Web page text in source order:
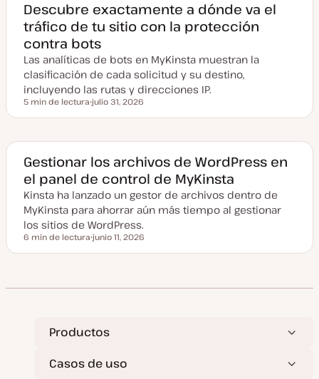
c
u
a
l
i
a
d
a
Descubre exactamente a dónde va el
tráfico de tu sitio con la protección
contra bots
Las analíticas de bots en MyKinsta muestran la
clasificación de cada solicitud y su destino,
incluyendo las rutas y direcciones IP.
Tiempo de lectura
5 min de lectura
e
a
c
t
u
a
i
z
a
d
julio 31, 2026
Gestionar los archivos de WordPress en
el panel de control de MyKinsta
Kinsta ha lanzado un gestor de archivos dentro de
MyKinsta para ahorrar aún más tiempo al gestionar
los sitios de WordPress.
Tiempo de lectura
6 min de lectura
e
a
a
l
z
a
junio 11, 2026
Productos
Casos de uso